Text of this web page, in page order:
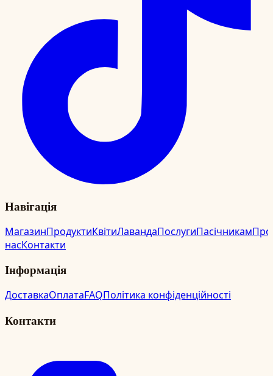
Навігація
МагазинПродуктиКвітиЛавандаПослугиПасічникамПро
насКонтакти
Інформація
ДоставкаОплатаFAQПолітика конфіденційності
Контакти